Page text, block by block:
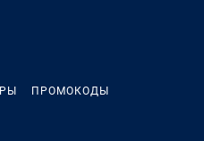
ПРОМОКОДЫ